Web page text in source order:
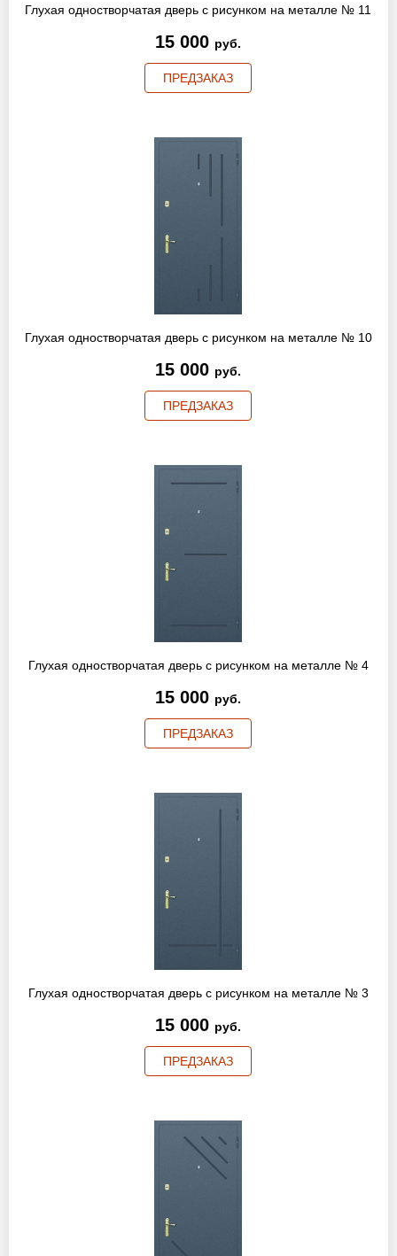
Глухая одностворчатая дверь с рисунком на металле № 11
15 000 руб.
ПРЕДЗАКАЗ
Глухая одностворчатая дверь с рисунком на металле № 10
15 000 руб.
ПРЕДЗАКАЗ
Глухая одностворчатая дверь с рисунком на металле № 4
15 000 руб.
ПРЕДЗАКАЗ
Глухая одностворчатая дверь с рисунком на металле № 3
15 000 руб.
ПРЕДЗАКАЗ